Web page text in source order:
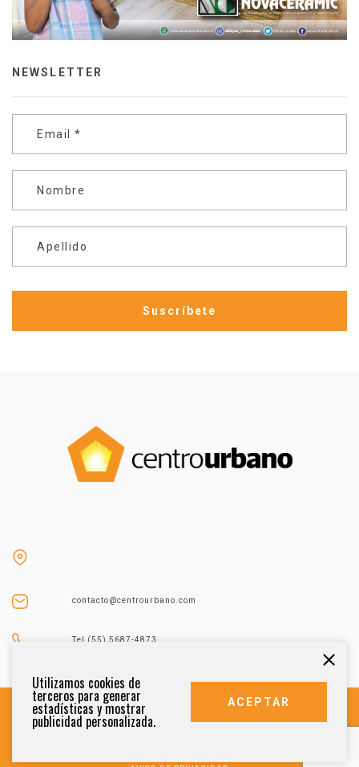
NEWSLETTER
Email *
Nombre
Apellido
contacto@centrourbano.com
Tel (55) 5687-4873
Utilizamos cookies de
terceros para generar
estadísticas y mostrar
publicidad personalizada.
ACEPTAR